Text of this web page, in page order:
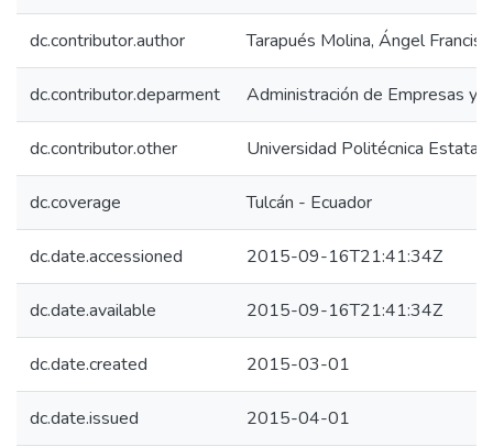
dc.contributor.author Tarapués Molina, Ángel
dc.contributor.deparment Administración de Empresas y
dc.contributor.other Universidad Politécnica Estatal
dc.coverage Tulcán - Ecuador
dc.date.accessioned 2015-09-16T21:41:34Z
dc.date.available 2015-09-16T21:41:34Z
dc.date.created 2015-03-01
dc.date.issued 2015-04-01